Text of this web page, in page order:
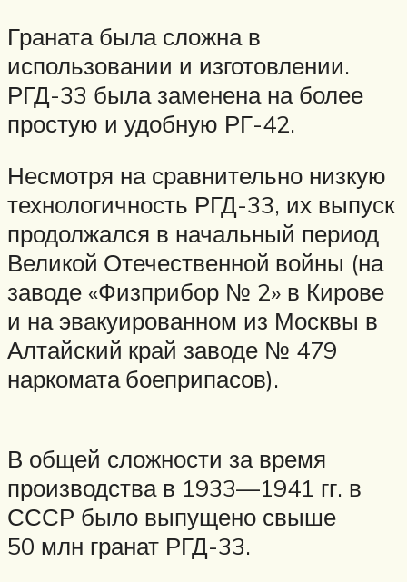
Граната была сложна в
использовании и изготовлении.
РГД-33 была заменена на более
простую и удобную РГ-42.
Несмотря на сравнительно низкую
технологичность РГД-33, их выпуск
продолжался в начальный период
Великой Отечественной войны (на
заводе «Физприбор № 2» в Кирове
и на эвакуированном из Москвы в
Алтайский край заводе № 479
наркомата боеприпасов).
В общей сложности за время
производства в 1933—1941 гг. в
СССР было выпущено свыше
50 млн гранат РГД-33.